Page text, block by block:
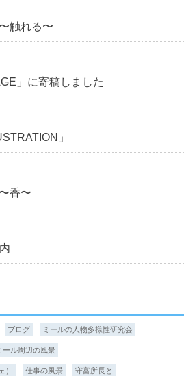
触れる〜
」に寄稿しました
」
香〜
ブログ ミールの人物多様性研究会
ール周辺の風景
） 仕事の風景 守富所長と